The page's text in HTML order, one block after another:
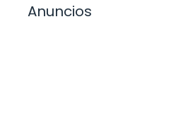
Anuncios